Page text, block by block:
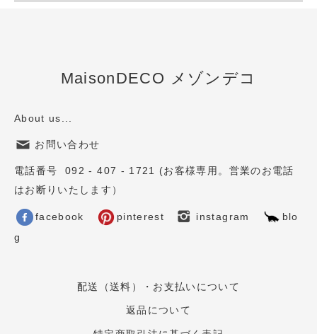
MaisonDECO メゾンデコ
About us...
お問い合わせ
電話番号 092 - 407 - 1721 (お客様専用。営業のお電話
はお断りいたします）
facebook pinterest instagram
blo
g
配送（送料）・お支払いについて
返品について